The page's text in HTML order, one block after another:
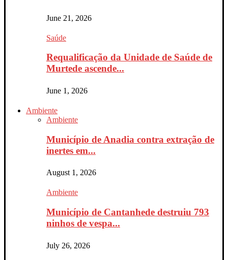
June 21, 2026
Saúde
Requalificação da Unidade de Saúde de
Murtede ascende...
June 1, 2026
Ambiente
Ambiente
Município de Anadia contra extração de
inertes em...
August 1, 2026
Ambiente
Município de Cantanhede destruiu 793
ninhos de vespa...
July 26, 2026